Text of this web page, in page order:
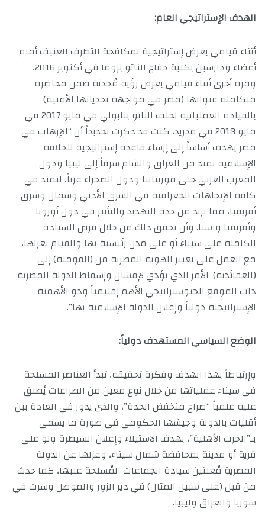
الهدف الإستراتيجي العام:
أثناء قيامي بعرض إستراتيجية لمكافحة التطرف العنيف أمام
أعضاء ودارسين بكلية دفاع الناتو بروما في أكتوبر 2016،
ومرة أخرى أثناء قيامي بعرض رؤية مُحدثة ضمن محاضرة
متكاملة عنوانها (مصر في مواجهة تحدياتها الأمنية)
بالقيادة العملياتية لحلف الناتو بنابولي في مايو 2017 في
مايو 2018 في مدريد، كنت قد ذكرت تحديداً أن “الإرهاب في
مصر يهدف أساساً إلى إرساء قاعدة إستراتيجية للخلافة
الإسلامية تمتد من العراق والشام شرقاً إلى ليبيا ودول
المغرب العربي حتى موريتانيا ودول الصحراء غرباً، لتمتد في
كافة الإتجاهات الجغرافية في الشرق الأدني وشمال وشرق
أفريقيا، مما يزيد من حدة التهديد والتأثير في دول أوروبا
وأفريقيا وآسيا. وأن تحقق ذلك من خلال فرض السيادة
الكاملة على سيناء أو على مدن رئيسية بها والقيام بعزلها،
مع العمل على تغيير الهوية المصرية من (القومية) إلى
(العقائدية). الأمر الذي يؤدي لإفشال وإسقاط الدولة المصرية
ذات الموقع الجيوستراتيجي الأهم إقليمياً وذو الأهمية
الإستراتيجية دولياً وإعلان الدولة الإسلامية بها”.
الوضع السياسي المستهدف دولياً:
وإرتباطاً بهذا الهدف وفكرة تحقيقه، تبدأ العناصر المسلحة
في سيناء عملياتها من خلال نوع معين من الصراعات يُطلق
عليه علمياً “صراع منخفض الحدة”، والذي يدور في العادة بين
أقليات بالدولة وجيشها الحكومي في صورة ما يسمى
بـ”الحرب الأهلية”، بهدف الاستيلاء وإعلان السيطرة ولو على
قرية أو مدينة بمحافظة شمال سيناء، وعزلها عن الدولة
المصرية مُعلنين سيادة الجماعات المُسلحة عليها، كما حدث
من قبل (على سبيل المثال) في دير الزور والموصل وسرت في
سوريا والعراق وليبيا.